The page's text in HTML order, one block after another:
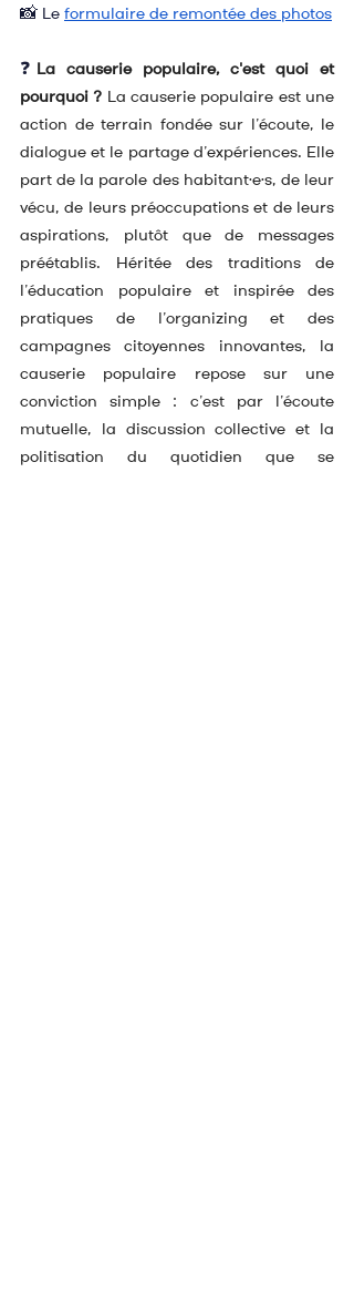
📸 Le formulaire de remontée des photos
❓ La causerie populaire, c'est quoi et
pourquoi ? La causerie populaire est une
action de terrain fondée sur l’écoute, le
dialogue et le partage d’expériences. Elle
part de la parole des habitant·e·s, de leur
vécu, de leurs préoccupations et de leurs
aspirations, plutôt que de messages
préétablis. Héritée des traditions de
l’éducation populaire et inspirée des
pratiques de l’organizing et des
campagnes citoyennes innovantes, la
causerie populaire repose sur une
conviction simple : c’est par l’écoute
mutuelle, la discussion collective et la
politisation du quotidien que se